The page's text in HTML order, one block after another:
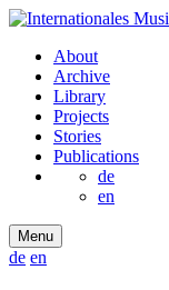
About
Archive
Library
Projects
Stories
Publications
de
en
Menu
de en